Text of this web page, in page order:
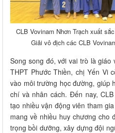
CLB Vovinam Nhơn Trạch xuất
Giải vô địch các CLB
Song song đó, với vai trò là
THPT Phước Thiền, chị Yến Vi
vào môi trường học đường, giúp
chí và nhân cách. Đến nay,
tạo nhiều vận động viên tham
mang về nhiều huy chương cho
trọng bồi dưỡng, xây dựng đội